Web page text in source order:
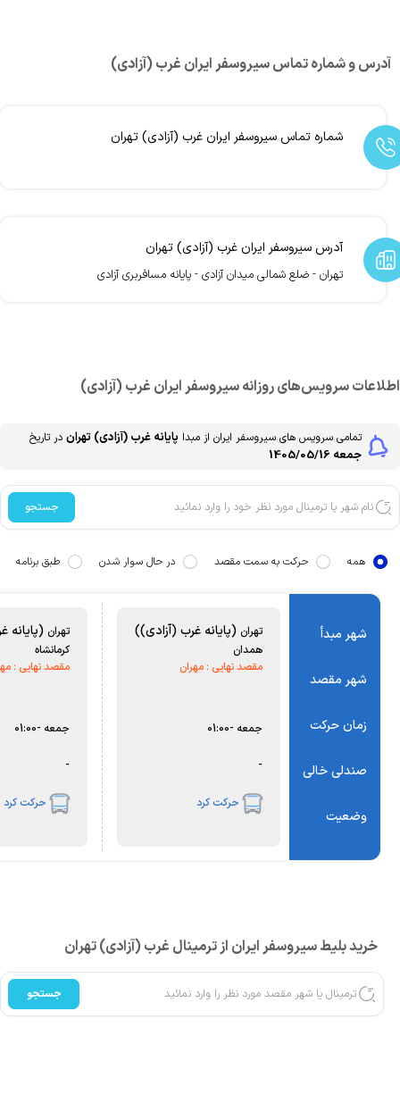
آدرس و شماره تماس سیروسفر ایران غرب (آزادی)
شماره تماس سیروسفر ایران غرب (آزادی) تهران
آدرس سیروسفر ایران غرب (آزادی) تهران
تهران - ضلع شمالی میدان آزادی - پایانه مسافربری آزادی
سرویس‌های روزانه سیروسفر ایران غرب (آزادی)
تمامی سرویس های سیروسفر ایران از مبدا پایانه غرب (آزادی) تهران در تاریخ
جمعه 1405/05/16
جستجو
همه حرکت به سمت مقصد در حال سوار شدن طبق برنامه
شهر مبدأ
شهر مقصد
زمان حرکت
صندلی خالی
وضعیت
تهران(پایانه غرب (آزادی))
همدان
مقصد نهایی : مهران
جمعه 01:00
حرکت کرد
تهران(پایانه
کرمانشاه
مقصد نهایی :
جمعه 01:00
حرکت کرد
خرید بلیط سیروسفر ایران از ترمینال غرب (آزادی) تهران
جستجو